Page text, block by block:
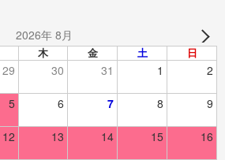
2026年 8月
木 金 土 日
29 30 31 1 2
5 6 7 8 9
12 13 14 15 16